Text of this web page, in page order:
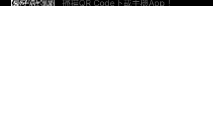
掃描QR Code下載手機App！